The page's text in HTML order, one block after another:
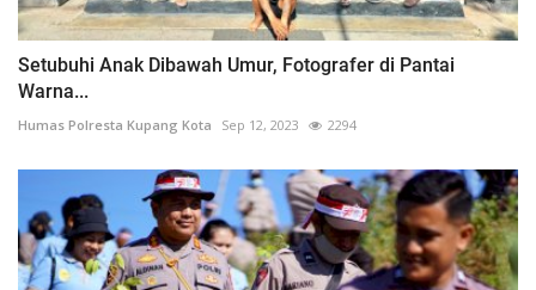
Setubuhi Anak Dibawah Umur, Fotografer di Pantai
Warna...
Humas Polresta Kupang Kota Sep 12, 2023 2294